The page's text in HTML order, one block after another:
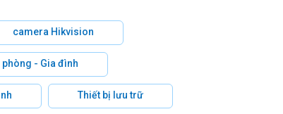
camera Hikvision
phòng - Gia đình
Thiết bị lưu trữ